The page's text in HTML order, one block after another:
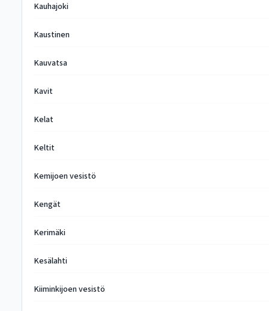
Kauhajoki
Kaustinen
Kauvatsa
Kavit
Kelat
Keltit
Kemijoen vesistö
Kengät
Kerimäki
Kesälahti
Kiiminkijoen vesistö